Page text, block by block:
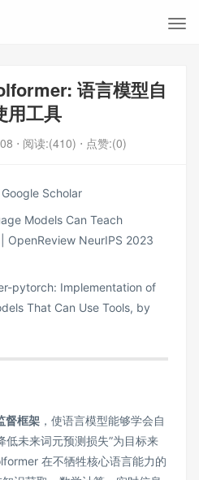
语言模型自
用工具
⋅ 阅读:(410) ⋅ 点赞:(0)
Scholar‬
Models Can Teach
OpenReview NeurIPS 2023
pytorch: Implementation of
That Can Use Tools, by
督框架 ，使语言模型能够学会自
低未来词元预测损失”为目标来
在不牺牲核心语言能力的